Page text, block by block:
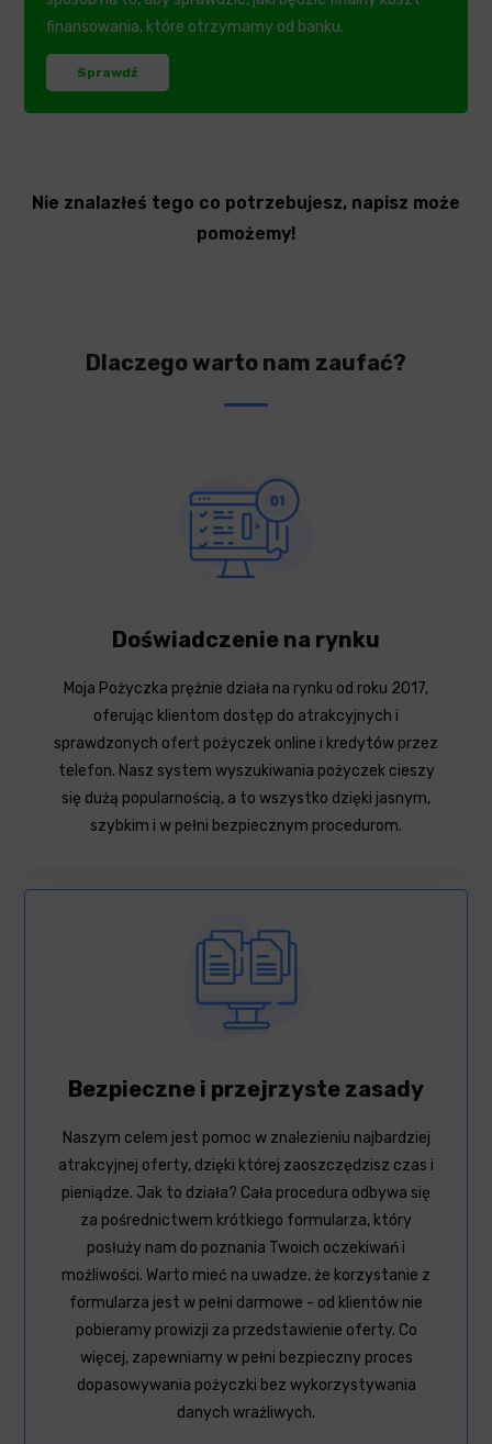
finansowania, które otrzymamy od banku.
Sprawdź
Nie znalazłeś tego co potrzebujesz, napisz może
pomożemy!
Dlaczego warto nam zaufać?
Doświadczenie na rynku
Moja Pożyczka prężnie działa na rynku od roku 2017,
oferując klientom dostęp do atrakcyjnych i
sprawdzonych ofert pożyczek online i kredytów przez
telefon. Nasz system wyszukiwania pożyczek cieszy
się dużą popularnością, a to wszystko dzięki jasnym,
szybkim i w pełni bezpiecznym procedurom.
Bezpieczne i przejrzyste zasady
Naszym celem jest pomoc w znalezieniu najbardziej
atrakcyjnej oferty, dzięki której zaoszczędzisz czas i
pieniądze. Jak to działa? Cała procedura odbywa się
za pośrednictwem krótkiego formularza, który
posłuży nam do poznania Twoich oczekiwań i
możliwości. Warto mieć na uwadze, że korzystanie z
formularza jest w pełni darmowe - od klientów nie
pobieramy prowizji za przedstawienie oferty. Co
więcej, zapewniamy w pełni bezpieczny proces
dopasowywania pożyczki bez wykorzystywania
danych wrażliwych.